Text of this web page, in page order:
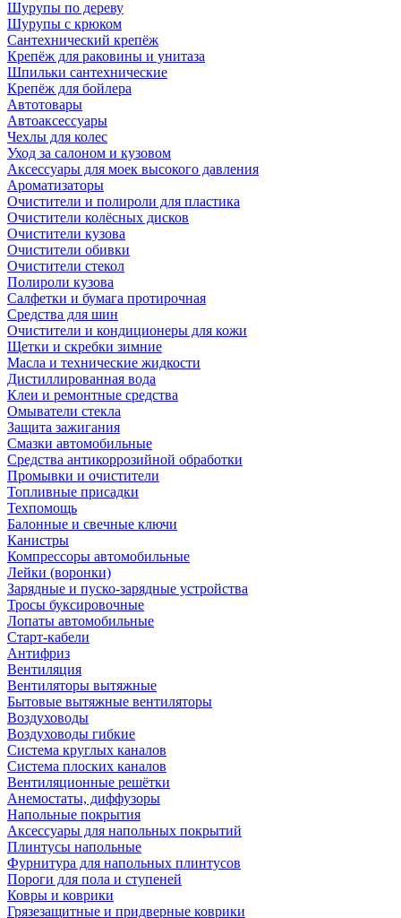
Шурупы по дереву
Шурупы с крюком
Сантехнический крепёж
Крепёж для раковины и унитаза
Шпильки сантехнические
Крепёж для бойлера
Автотовары
Автоаксессуары
Чехлы для колес
Уход за салоном и кузовом
Аксессуары для моек высокого давления
Ароматизаторы
Очистители и полироли для пластика
Очистители колёсных дисков
Очистители кузова
Очистители обивки
Очистители стекол
Полироли кузова
Салфетки и бумага протирочная
Средства для шин
Очистители и кондиционеры для кожи
Щетки и скребки зимние
Масла и технические жидкости
Дистиллированная вода
Клеи и ремонтные средства
Омыватели стекла
Защита зажигания
Смазки автомобильные
Средства антикоррозийной обработки
Промывки и очистители
Топливные присадки
Техпомощь
Балонные и свечные ключи
Канистры
Компрессоры автомобильные
Лейки (воронки)
Зарядные и пуско-зарядные устройства
Тросы буксировочные
Лопаты автомобильные
Старт-кабели
Антифриз
Вентиляция
Вентиляторы вытяжные
Бытовые вытяжные вентиляторы
Воздуховоды
Воздуховоды гибкие
Система круглых каналов
Система плоских каналов
Вентиляционные решётки
Анемостаты, диффузоры
Напольные покрытия
Аксессуары для напольных покрытий
Плинтусы напольные
Фурнитура для напольных плинтусов
Пороги для пола и ступеней
Ковры и коврики
Грязезащитные и придверные коврики